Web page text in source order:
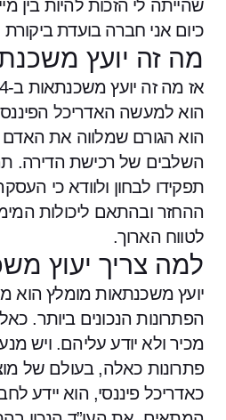
כיום אני חברה בועדת
מה זה יועץ
הוא למעשה האדריכל
הוא הגורם שמלווה את
השלבים של רכישת הדירה.
תפקידו לבחון ולוודא כי
ההחזר ובהתאם ליכולות
לטווח הארוך.
למה צריך יעוץ
יועץ משכנתאות מומלץ הוא
הפתרונות הנכונים ביותר.
מכיר ולא יודע עליהם. ויש
פתרונות כאלה, בעולם של
כאדריכל פיננסי, הוא יידע